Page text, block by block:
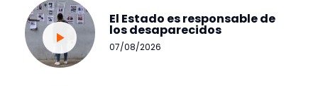
El Estado es responsable de
los desaparecidos
07/08/2026